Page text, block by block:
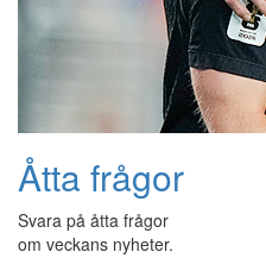
Åtta frågor
Svara på åtta frågor
om veckans nyheter.